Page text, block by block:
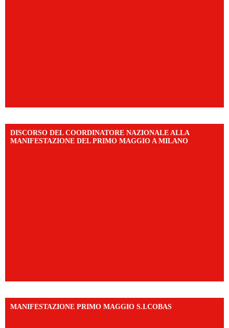
DISCORSO DEL COORDINATORE NAZIONALE ALLA
MANIFESTAZIONE DEL PRIMO MAGGIO A MILANO
MANIFESTAZIONE PRIMO MAGGIO S.I.COBAS